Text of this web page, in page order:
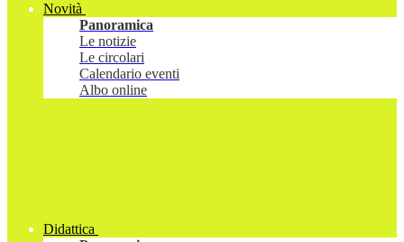
Novità
Panoramica
Le notizie
Le circolari
Calendario eventi
Albo online
Didattica